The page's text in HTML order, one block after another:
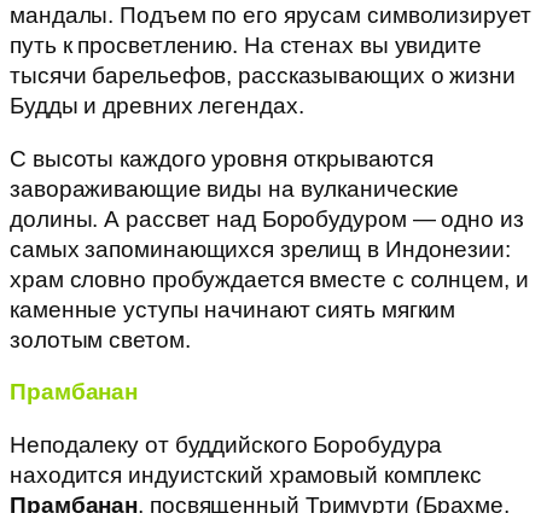
мандалы. Подъем по его ярусам символизирует
путь к просветлению. На стенах вы увидите
тысячи барельефов, рассказывающих о жизни
Будды и древних легендах.
С высоты каждого уровня открываются
завораживающие виды на вулканические
долины. А рассвет над Боробудуром — одно из
самых запоминающихся зрелищ в Индонезии:
храм словно пробуждается вместе с солнцем, и
каменные уступы начинают сиять мягким
золотым светом.
Прамбанан
Неподалеку от буддийского Боробудура
находится индуистский храмовый комплекс
Прамбанан, посвященный Тримурти (Брахме,